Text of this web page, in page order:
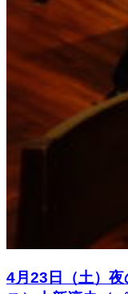
4月23日（土）